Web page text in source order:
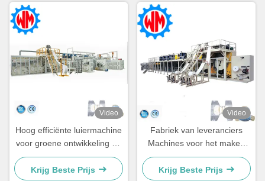
Video
Hoog efficiënte luiermachine
voor groene ontwikkeling en
afvalreductie
Krijg Beste Prijs
Video
Fabriek van leveranciers
Machines voor het maken
van luiers voor volwassenen
Krijg Beste Prijs